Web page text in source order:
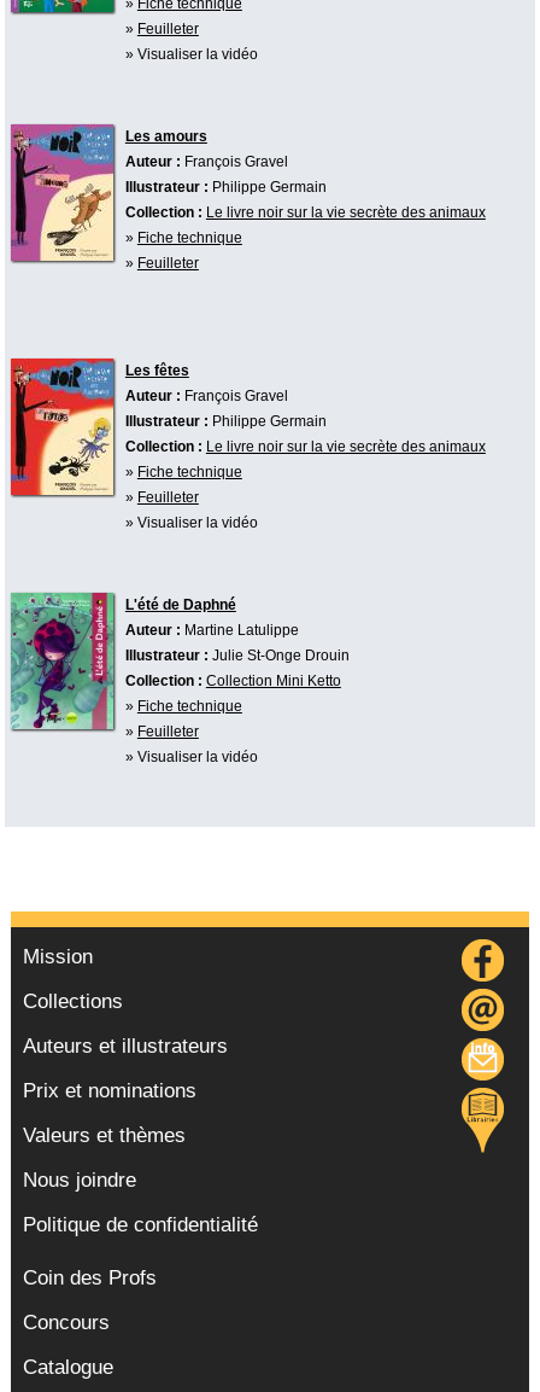
» Feuilleter
» Visualiser la vidéo
Les amours
Auteur : François Gravel
Illustrateur : Philippe Germain
Collection : Le livre noir sur la vie secrète des animaux
» Fiche technique
» Feuilleter
Les fêtes
Auteur : François Gravel
Illustrateur : Philippe Germain
Collection : Le livre noir sur la vie secrète des animaux
» Fiche technique
» Feuilleter
» Visualiser la vidéo
L'été de Daphné
Auteur : Martine Latulippe
Illustrateur : Julie St-Onge Drouin
Collection : Collection Mini Ketto
» Fiche technique
» Feuilleter
» Visualiser la vidéo
Mission
Collections
Auteurs et illustrateurs
Prix et nominations
Valeurs et thèmes
Nous joindre
Politique de confidentialité
Coin des Profs
Concours
Catalogue